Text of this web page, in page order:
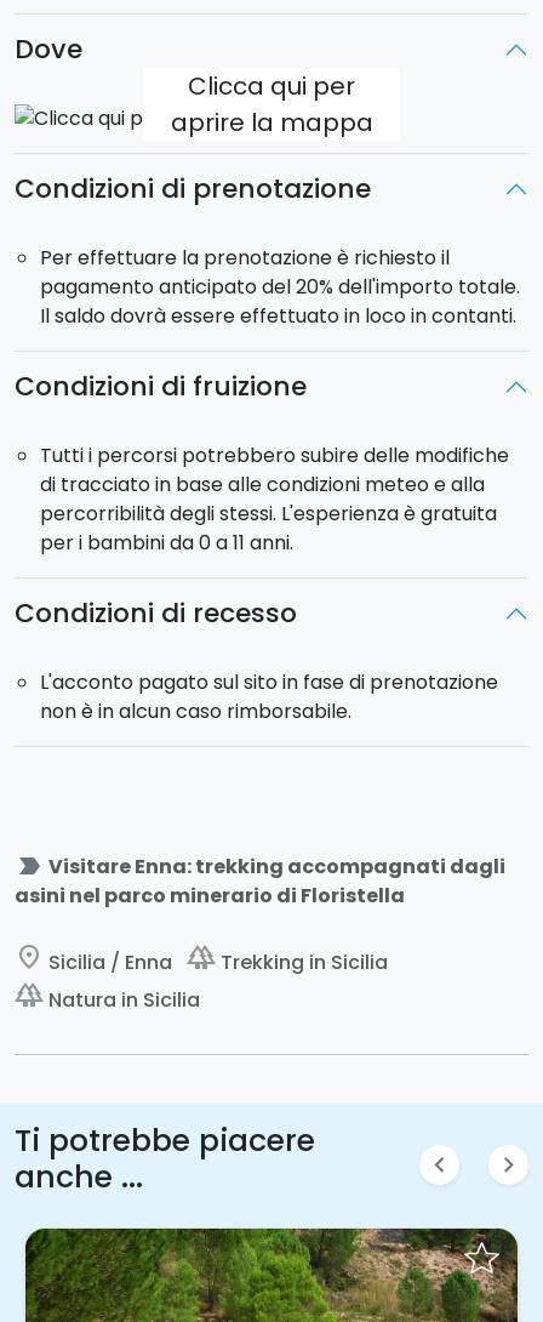
cunzatu (pane condito), frittate, acqua e vino.
Percorso circolare.
Lunghezza:
Durata: dalle 9:30 alle 16:30
Difficoltà:medio/facile
Dove
Clicca qui per
aprire la mappa
Condizioni di prenotazione
Per effettuare la prenotazione è richiesto il
pagamento anticipato del 20% dell'importo totale.
Il saldo dovrà essere effettuato in loco in contanti.
Condizioni di fruizione
Tutti i percorsi potrebbero subire delle modifiche
di tracciato in base alle condizioni meteo e alla
percorribilità degli stessi. L'esperienza è gratuita
per i bambini da 0 a 11 anni.
Condizioni di recesso
L'acconto pagato sul sito in fase di prenotazione
non è in alcun caso rimborsabile.
label_important Visitare Enna: trekking accompagnati dagli
asini nel parco minerario di Floristella
place Sicilia / Enna forest Trekking in Sicilia
forest Natura in Sicilia
Ti potrebbe piacere
anche ...
chevron_left chevron_right